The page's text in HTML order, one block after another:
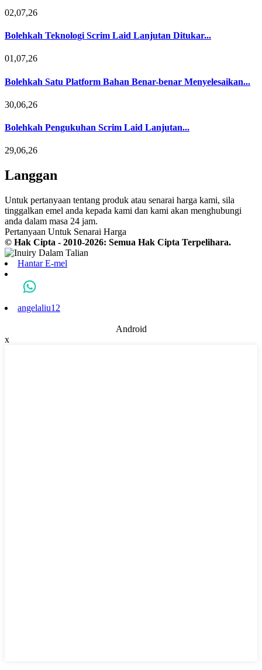
02,07,26
Bolehkah Teknologi Scrim Laid Lanjutan Ditukar...
01,07,26
Bolehkah Satu Platform Bahan Benar-benar Menyelesaikan...
30,06,26
Bolehkah Pengukuhan Scrim Laid Lanjutan...
29,06,26
Langgan
Untuk pertanyaan tentang produk atau senarai harga kami, sila
tinggalkan emel anda kepada kami dan kami akan menghubungi
anda dalam masa 24 jam.
Pertanyaan Untuk Senarai Harga
© Hak Cipta - 2010-2026: Semua Hak Cipta Terpelihara.
Hantar E-mel
angelaliu12
Android
x